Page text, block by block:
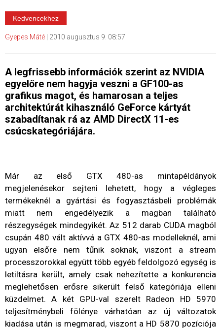
Kedvencekhez
Gyepes Máté 2010 augusztus 9. 08:57
A legfrissebb információk szerint az NVIDIA
egyelőre nem hagyja veszni a GF100-as
grafikus magot, és hamarosan a teljes
architektúrát kihasználó GeForce kártyát
szabadítanak rá az AMD DirectX 11-es
csúcskategóriájára.
Már az első GTX 480-as mintapéldányok
megjelenésekor sejteni lehetett, hogy a végleges
termékeknél a gyártási és fogyasztásbeli problémák
miatt nem engedélyezik a magban található
részegységek mindegyikét. Az 512 darab CUDA magból
csupán 480 vált aktívvá a GTX 480-as modelleknél, ami
ugyan elsőre nem tűnik soknak, viszont a stream
processzorokkal együtt több egyéb feldolgozó egység is
letiltásra került, amely csak nehezítette a konkurencia
meglehetősen erősre sikerült felső kategóriája elleni
küzdelmet. A két GPU-val szerelt Radeon HD 5970
teljesítménybeli fölénye várhatóan az új változatok
kiadása után is megmarad, viszont a HD 5870 pozíciója